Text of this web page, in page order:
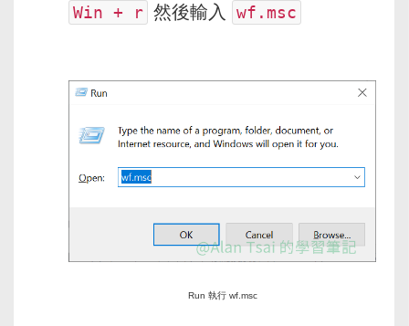
Win + r ​ 然後輸入 wf.msc
Run 執行 wf.msc